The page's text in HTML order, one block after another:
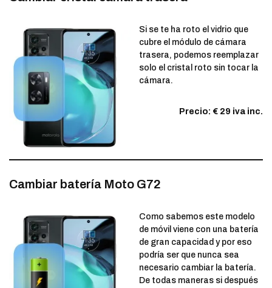
Si se te ha roto el vidrio que
cubre el módulo de cámara
trasera, podemos reemplazar
solo el cristal roto sin tocar la
cámara.
Precio: € 29 iva inc.
Cambiar batería Moto G72
Como sabemos este modelo
de móvil viene con una batería
de gran capacidad y por eso
podría ser que nunca sea
necesario cambiar la batería.
De todas maneras si después